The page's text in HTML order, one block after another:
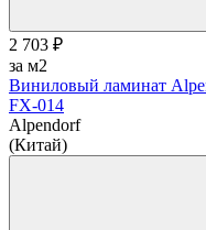
2 703 ₽
за м2
Виниловый ламинат
FX-014
Alpendorf
(Китай)